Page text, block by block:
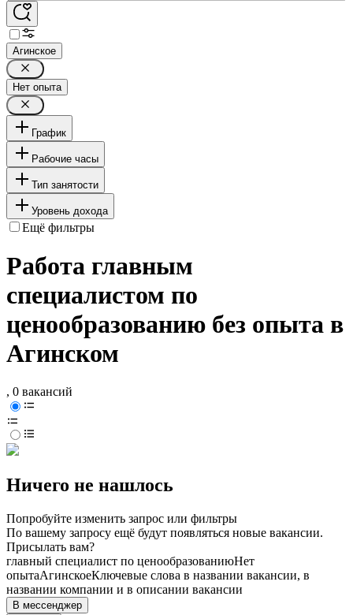
Агинское
Нет опыта
График
Рабочие часы
Тип занятости
Уровень дохода
Ещё фильтры
Работа главным
специалистом по
ценообразованию без опыта в
Агинском
, 0 вакансий
Ничего не нашлось
Попробуйте изменить запрос или фильтры
По вашему запросу ещё будут появляться новые вакансии.
Присылать вам?
главный специалист по ценообразованиюНет
опытаАгинскоеКлючевые слова в названии вакансии, в
названии компании и в описании вакансии
В мессенджер